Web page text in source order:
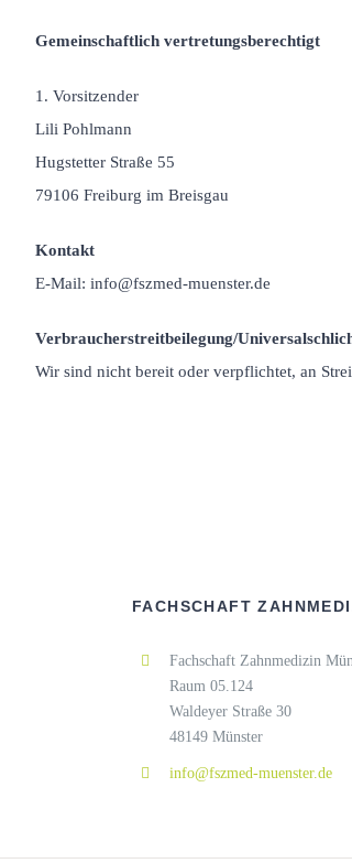
Gemeinschaftlich vertretungsberechtigt
1. Vorsitzender
Lili Pohlmann
Hugstetter Straße 55
79106 Freiburg im Breisgau
Kontakt
E-Mail: info@fszmed-muenster.de
Verbraucherstreitbeilegung/
Wir sind nicht bereit oder verpflichtet, an
FACHSCHAFT
Fachschaft Zahnmedizin
Raum 05.124
Waldeyer Straße 30
48149 Münster
info@fszmed-muenster.de